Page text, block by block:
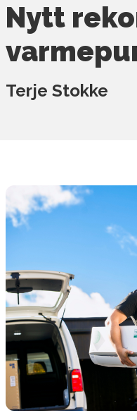
Nytt
Terje Stokke